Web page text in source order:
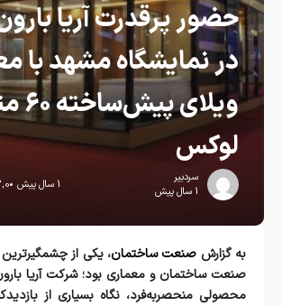
پرقدرت آریا بارون
نمایشگاه مشهد با معرفی
ویلای پیش‌ساخته ۶۰ متری
سردبیر
122,0 مشاهده
صنعت ساختمان، یکی از چشمگیرترین حضورها
ساختمان و معماری بود؛ شرکت آریا بارون توس با
منحصربه‌فرد، نگاه بسیاری از بازدیدکنندگان و